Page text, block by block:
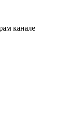
канале